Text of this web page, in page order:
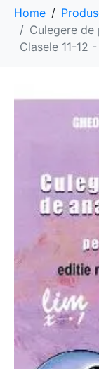
Home
Culegere
Clasele 11-12